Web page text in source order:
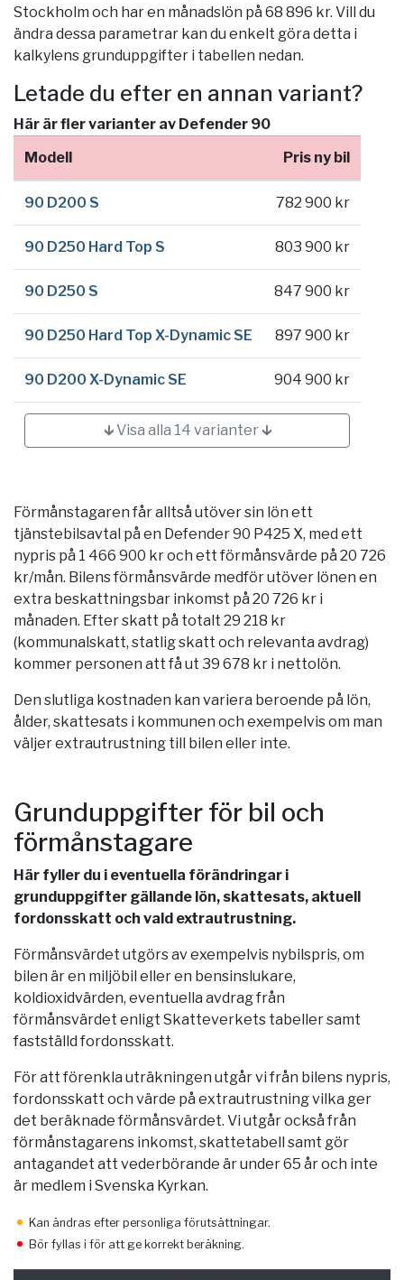
Stockholm och har en månadslön på 68 896 kr. Vill du
ändra dessa parametrar kan du enkelt göra detta i
kalkylens grunduppgifter i tabellen nedan.
Letade du efter en annan variant?
Här är fler varianter av Defender 90
Modell
Pris ny bil
90 D200 S 782 900 kr
90 D250 Hard Top S 803 900 kr
90 D250 S 847 900 kr
90 D250 Hard Top X-Dynamic SE 897 900 kr
90 D200 X-Dynamic SE 904 900 kr
🡳 Visa alla 14 varianter 🡳
Förmånstagaren får alltså utöver sin lön ett
tjänstebilsavtal på en Defender 90 P425 X, med ett
nypris på 1 466 900 kr och ett förmånsvärde på 20 726
kr/mån. Bilens förmånsvärde medför utöver lönen en
extra beskattningsbar inkomst på 20 726 kr i
månaden. Efter skatt på totalt 29 218 kr
(kommunalskatt, statlig skatt och relevanta avdrag)
kommer personen att få ut 39 678 kr i nettolön.
Den slutliga kostnaden kan variera beroende på lön,
ålder, skattesats i kommunen och exempelvis om man
väljer extrautrustning till bilen eller inte.
Grunduppgifter för bil och
förmånstagare
Här fyller du i eventuella förändringar i
grunduppgifter gällande lön, skattesats, aktuell
fordonsskatt och vald extrautrustning.
Förmånsvärdet utgörs av exempelvis nybilspris, om
bilen är en miljöbil eller en bensinslukare,
koldioxidvärden, eventuella avdrag från
förmånsvärdet enligt Skatteverkets tabeller samt
fastställd fordonsskatt.
För att förenkla uträkningen utgår vi från bilens nypris,
fordonsskatt och värde på extrautrustning vilka ger
det beräknade förmånsvärdet. Vi utgår också från
förmånstagarens inkomst, skattetabell samt gör
antagandet att vederbörande är under 65 år och inte
är medlem i Svenska Kyrkan.
Kan ändras efter personliga förutsättningar.
Bör fyllas i för att ge korrekt beräkning.